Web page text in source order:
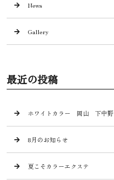
News
Gallery
最近の投稿
ホワイトカラー 岡山 下中野
8月のお知らせ
夏こそカラーエクステ